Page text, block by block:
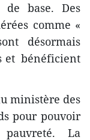
de base. Des
comme «
désormais
et bénéficient
ministère des
pour pouvoir
La